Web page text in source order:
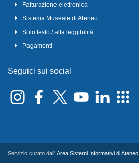
Fatturazione elettronica
Sistema Museale di Ateneo
Solo testo / alta leggibilità
Pagamenti
Seguici sui social
Servizio curato dall'Area Sistemi Informativi di Ateneo